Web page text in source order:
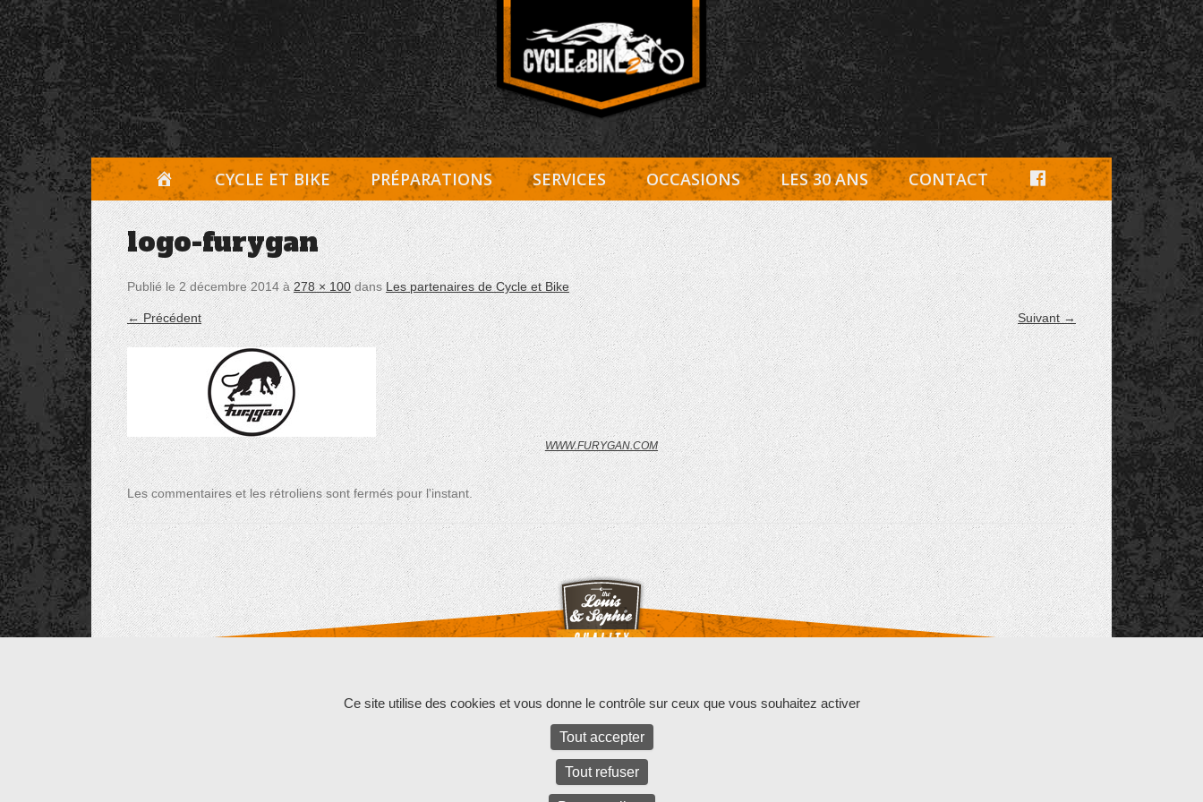
Aller
au
contenu
Cycle et Bike
Entretien Harley-Davidson, préparation et custom, boutique, pièces détachées Rambouillet
A
C
C
U
E
I
CYCLE ET BIKE PRÉPARATIONS SERVICES OCCASIONS LES 30 ANS CONTACT
F
A
C
E
B
O
O
K
logo-furygan
Publié le2 décembre 2014à278 × 100dansLes partenaires de Cycle et Bike
← Précédent Suivant →
WWW.FURYGAN.COM
Les commentaires et les rétroliens sont fermés pour l'instant.
Parc d'activités Bel Air La Forêt - 17 rue Amélia Earhart - 78125 GAZERAN-
All Rights Reserved.
Panneau de gestion des cookies
Ce site utilise des cookies et vous donne le contrôle sur ceux que vous souhaitez activer
Tout accepter
Tout refuser